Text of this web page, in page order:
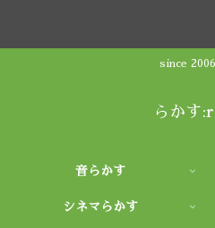
since
らかす
音らかす
シネマらかす